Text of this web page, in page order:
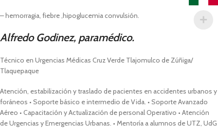
– hemorragia, fiebre ,hipoglucemia convulsión.
Alfredo Godinez, paramédico.
Técnico en Urgencias Médicas Cruz Verde Tlajomulco de Zúñiga/
Tlaquepaque
Atención, estabilización y traslado de pacientes en accidentes urbanos y
foráneos • Soporte básico e intermedio de Vida. • Soporte Avanzado
Aéreo • Capacitación y Actualización de personal Operativo • Atención
de Urgencias y Emergencias Urbanas. • Mentoría a alumnos de UTZ, UdG